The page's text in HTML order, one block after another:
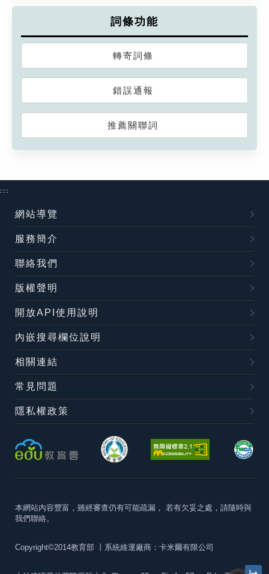
詞條功能
轉寄詞條
錯誤通報
推薦關聯詞
:::
網站導覽
服務簡介
聯絡我們
版權聲明
開放API使用說明
內嵌搜尋欄位說明
相關連結
常見問題
隱私權政策
本網站內容豐富，雖經審查仍有可能疏漏， 若有欠妥之處，請隨時與
我們聯絡。
Copyright©2014教育部 丨系統維運廠商：卡米爾有限公司